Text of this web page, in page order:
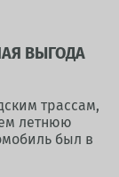
ВЫГОДА
трассам,
летнюю
был в